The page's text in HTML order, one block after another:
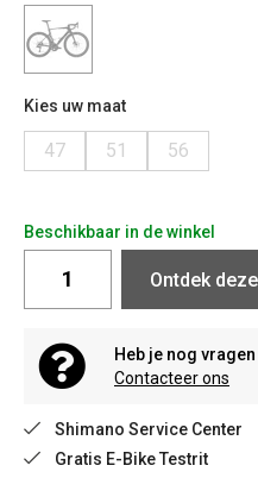
Kies uw maat
47 51 56
Beschikbaar in de winkel
Ontdek
Heb je nog
Contacteer ons
Shimano Service Center
Gratis E-Bike Testrit